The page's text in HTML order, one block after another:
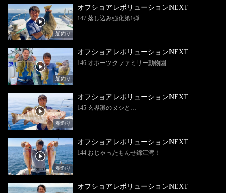
船釣り
オフショアレボリューションNEXT
147 落し込み強化第1弾
船釣り
オフショアレボリューションNEXT
146 オホーツクファミリー動物園
船釣り
オフショアレボリューションNEXT
145 玄界灘のヌシと…
船釣り
オフショアレボリューションNEXT
144 おじゃったもんせ錦江湾！
オフショアレボリューションNEXT